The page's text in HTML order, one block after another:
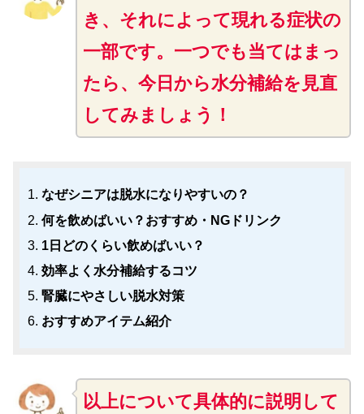
き、それによって現れる症状の
一部です。一つでも当てはまっ
たら、今日から水分補給を見直
してみましょう！
なぜシニアは脱水になりやすいの？
何を飲めばいい？おすすめ・NGドリンク
1日どのくらい飲めばいい？
効率よく水分補給するコツ
腎臓にやさしい脱水対策
おすすめアイテム紹介
以上について具体的に説明して